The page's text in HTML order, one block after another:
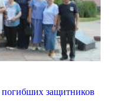
погибших защитников